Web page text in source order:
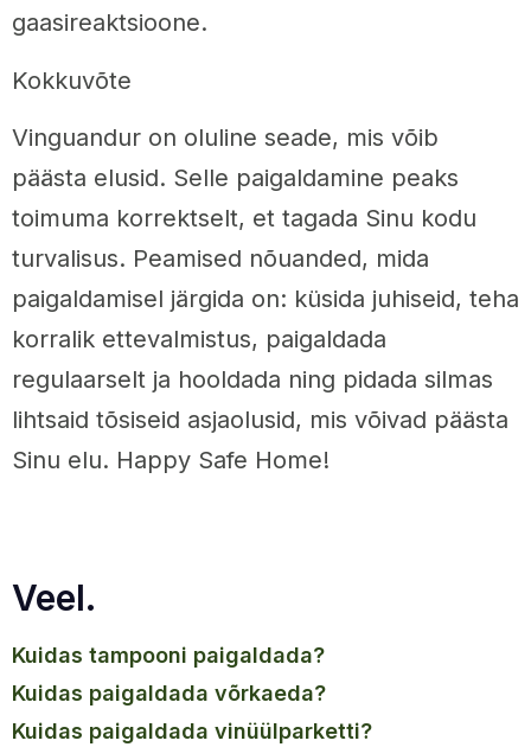
gaasireaktsioone.
Kokkuvõte
Vinguandur on oluline seade, mis võib
päästa elusid. Selle paigaldamine peaks
toimuma korrektselt, et tagada Sinu kodu
turvalisus. Peamised nõuanded, mida
paigaldamisel järgida on: küsida juhiseid, teha
korralik ettevalmistus, paigaldada
regulaarselt ja hooldada ning pidada silmas
lihtsaid tõsiseid asjaolusid, mis võivad päästa
Sinu elu. Happy Safe Home!
Veel.
kuidas tampooni paigaldada?
kuidas paigaldada võrkaeda?
kuidas paigaldada vinüülparketti?